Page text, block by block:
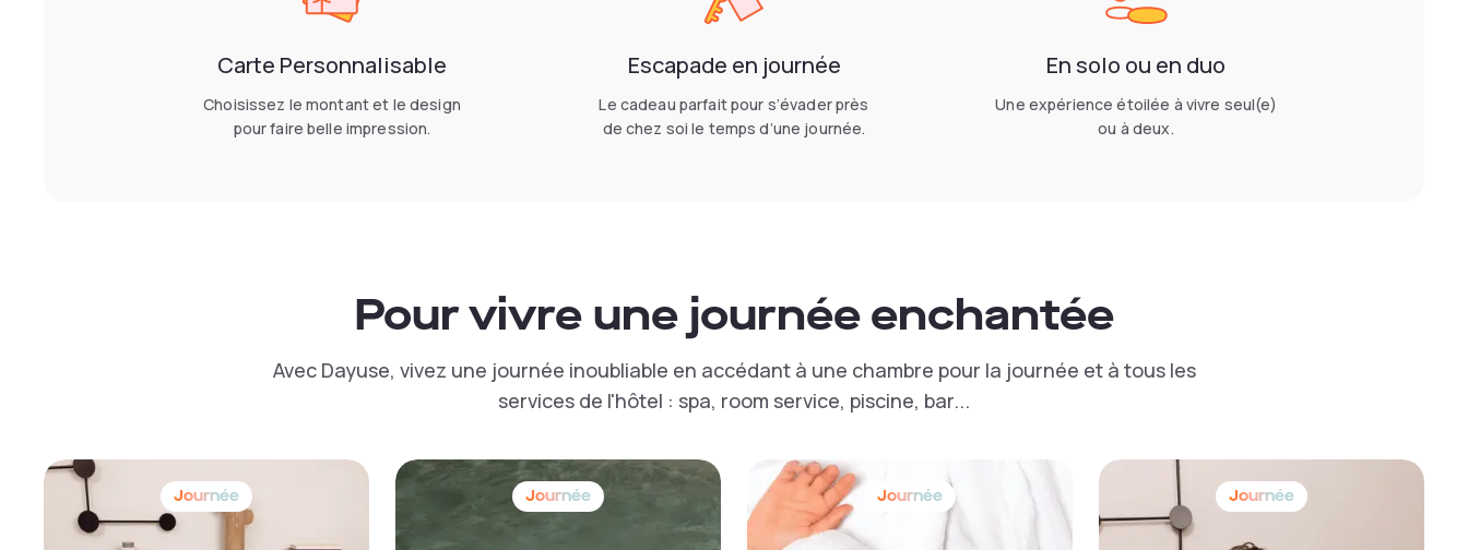
Carte Personnalisable
Choisissez le montant et le design
pour faire belle impression.
Escapade en journée
Le cadeau parfait pour s’évader près
de chez soi le temps d’une journée.
En solo ou en duo
Une expérience étoilée à vivre seul(e)
ou à deux.
Pour vivre une journée enchantée
Avec Dayuse, vivez une journée inoubliable en accédant à une chambre pour la journée et à tous les
services de l'hôtel : spa, room service, piscine, bar...
Journée Journée Journée Journée